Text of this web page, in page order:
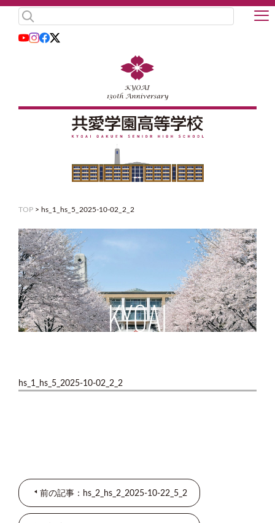
TOP > hs_1_hs_5_2025-10-02_2_2
hs_1_hs_5_2025-10-02_2_2
前の記事：hs_2_hs_2_2025-10-22_5_2